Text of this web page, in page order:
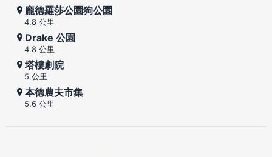
龐德羅莎公園狗公園
4.8 公里
Drake 公園
4.8 公里
塔樓劇院
5 公里
本德農夫市集
5.6 公里